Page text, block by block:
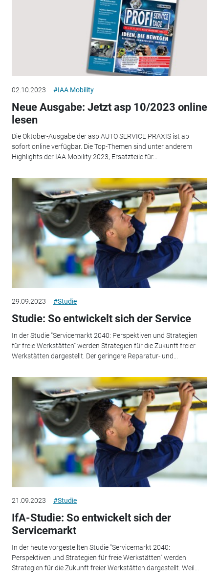
02.10.2023 #IAA Mobility
Neue Ausgabe: Jetzt asp 10/2023 online
lesen
Die Oktober-Ausgabe der asp AUTO SERVICE PRAXIS ist ab
sofort online verfügbar. Die Top-Themen sind unter anderem
Highlights der IAA Mobility 2023, Ersatzteile für...
29.09.2023 #Studie
Studie: So entwickelt sich der Service
In der Studie "Servicemarkt 2040: Perspektiven und Strategien
für freie Werkstätten" werden Strategien für die Zukunft freier
Werkstätten dargestellt. Der geringere Reparatur- und...
21.09.2023 #Studie
IfA-Studie: So entwickelt sich der
Servicemarkt
In der heute vorgestellten Studie "Servicemarkt 2040:
Perspektiven und Strategien für freie Werkstätten" werden
Strategien für die Zukunft freier Werkstätten dargestellt. Weil...